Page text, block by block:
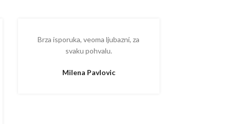
Brza isporuka, veoma ljubazni, za
svaku pohvalu.
Milena Pavlovic